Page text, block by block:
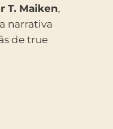
T. Maiken,
narrativa
de true